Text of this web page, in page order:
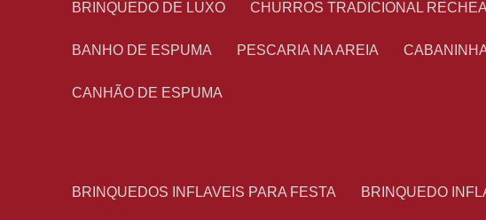
BRINQUEDO DE LUXO CHURROS TRADICIONAL
BANHO DE ESPUMA PESCARIA NA AREIA
CANHÃO DE ESPUMA
BRINQUEDOS INFLAVEIS PARA FESTA BRINQUEDO